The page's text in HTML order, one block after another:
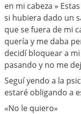
en mi cabeza »
si hubiera dado un
que se fuera de mi
quería y me daba
decidí bloquear a
pasando y no me
Seguí yendo a la
estaré obligando a
«No le quiero»